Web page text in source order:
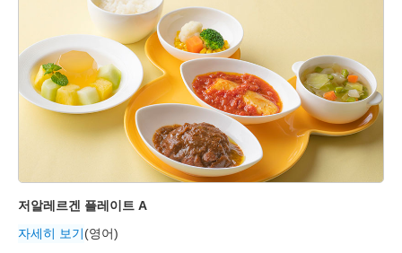
저알레르겐 플레이트 A
자세히 보기(영어)